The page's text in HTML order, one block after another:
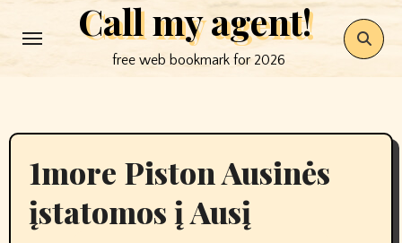
to
Call my agent!
free web bookmark for 2026
1more Piston Ausinės
įstatomos į Ausį